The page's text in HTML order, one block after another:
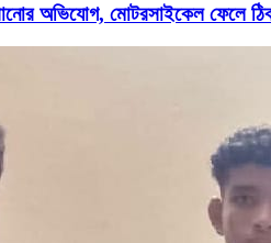
অভিযোগ, মোটরসাইকেল ফেলে